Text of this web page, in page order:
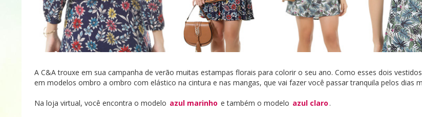
A C&A trouxe em sua campanha de verão muitas estampas florais para colorir o seu ano. Como esses dois
em modelos ombro a ombro com elástico na cintura e nas mangas, que vai fazer você passar tranquila pelos dias
Na loja virtual, você encontra o modelo azul marinho e também o modelo azul claro .